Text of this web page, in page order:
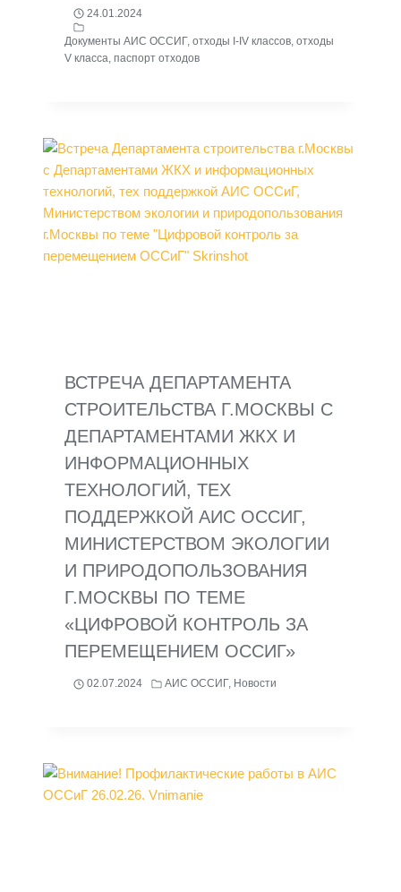
24.01.2024
Документы АИС ОССИГ, отходы I-IV классов отходы
V класса паспорт отходов
ВСТРЕЧА ДЕПАРТАМЕНТА
СТРОИТЕЛЬСТВА Г.МОСКВЫ С
ДЕПАРТАМЕНТАМИ ЖКХ И
ИНФОРМАЦИОННЫХ
ТЕХНОЛОГИЙ, ТЕХ
ПОДДЕРЖКОЙ АИС ОССИГ,
МИНИСТЕРСТВОМ ЭКОЛОГИИ
И ПРИРОДОПОЛЬЗОВАНИЯ
Г.МОСКВЫ ПО ТЕМЕ
«ЦИФРОВОЙ КОНТРОЛЬ ЗА
ПЕРЕМЕЩЕНИЕМ ОССИГ»
02.07.2024 АИС ОССИГ, Новости